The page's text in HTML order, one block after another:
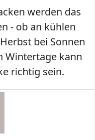
werden das
- ob an kühlen
bei Sonnen
Wintertage kann
richtig sein.